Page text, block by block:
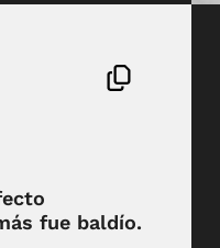
fue baldío.